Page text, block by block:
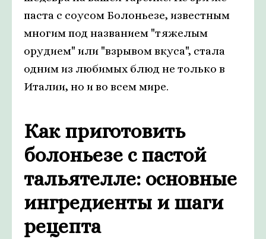
паста с соусом Болоньезе, известным
многим под названием "тяжелым
орудием" или "взрывом вкуса", стала
одним из любимых блюд не только в
Италии, но и во всем мире.
Как приготовить
болоньезе с пастой
тальятелле: основные
ингредиенты и шаги
рецепта